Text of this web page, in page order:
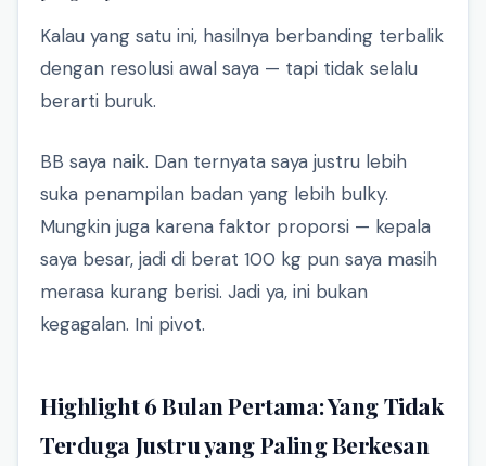
Kalau yang satu ini, hasilnya berbanding terbalik
dengan resolusi awal saya — tapi tidak selalu
berarti buruk.
BB saya naik. Dan ternyata saya justru lebih
suka penampilan badan yang lebih bulky.
Mungkin juga karena faktor proporsi — kepala
saya besar, jadi di berat 100 kg pun saya masih
merasa kurang berisi. Jadi ya, ini bukan
kegagalan. Ini pivot.
Highlight 6 Bulan Pertama: Yang Tidak
Terduga Justru yang Paling Berkesan